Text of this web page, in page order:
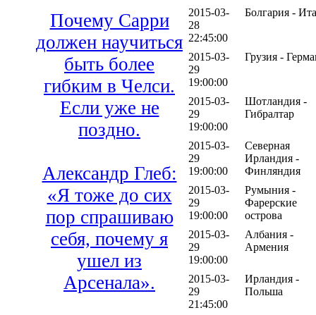
Почему Сарри
должен научиться
быть более
гибким в Челси.
Если уже не
поздно.
Александр Глеб:
«Я тоже до сих
пор спрашиваю
себя, почему я
ушел из
Арсенала».
2015-03-
28
22:45:00
Болгария -
2015-03-
29
19:00:00
Грузия -
2015-03-
29
19:00:00
Шотландия -
Гибралтар
2015-03-
29
19:00:00
Северная
Ирландия -
Финляндия
2015-03-
29
19:00:00
Румыния -
Фарерские
острова
2015-03-
29
19:00:00
Албания -
Армения
2015-03-
29
21:45:00
Ирландия -
Польша